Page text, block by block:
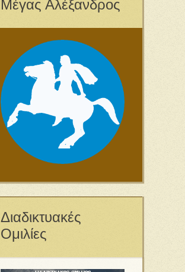
Μέγας Αλέξανδρος
Διαδικτυακές
Ομιλίες